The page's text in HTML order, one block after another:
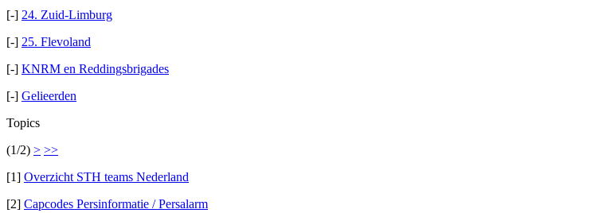
[-] 24. Zuid-Limburg
[-] 25. Flevoland
[-] KNRM en Reddingsbrigades
[-] Gelieerden
Topics
(1/2) > >>
[1] Overzicht STH teams Nederland
[2] Capcodes Persinformatie / Persalarm